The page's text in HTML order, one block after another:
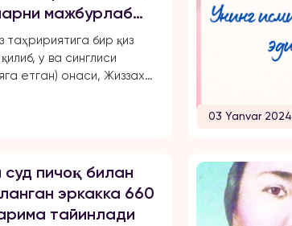
мажбурлаб
ўқиш,
қилган ва
чеклаган.
таҳририятига бир қиз
у ва синглиси
етган) онаси, Жиззах
опа-сингиллардан
эълон қиламиз: «3
Тошкент шаҳрида ҳам
2024 йил 31
03 Yanvar 2024
пичоқ билан
эркакка 660
тайинлади